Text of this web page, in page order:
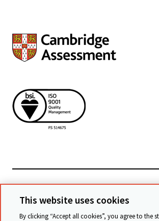
Powiązane witryny
This website uses cookies
By clicking “Accept all cookies”, you agree to the